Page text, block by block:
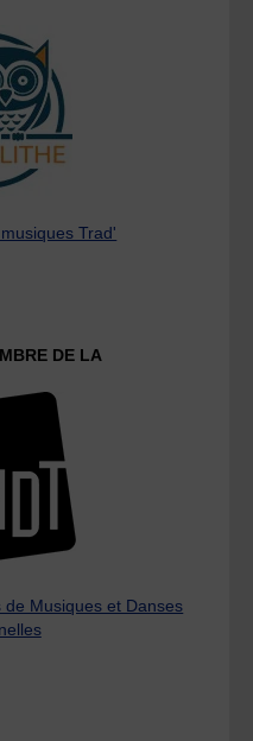
Trad'
DE LA
de Musiques et Danses